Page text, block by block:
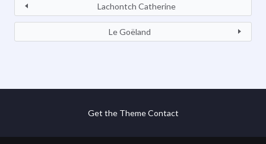
Lachontch Catherine
Le Goëland
Get the Theme Contact